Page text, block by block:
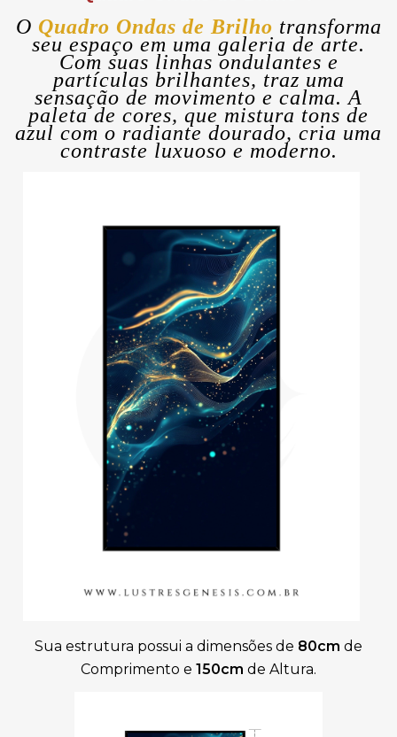
O Quadro Ondas de Brilho transforma
seu espaço em uma galeria de arte.
Com suas linhas ondulantes e
partículas brilhantes, traz uma
sensação de movimento e calma. A
paleta de cores, que mistura tons de
azul com o radiante dourado, cria uma
contraste luxuoso e moderno.
Sua estrutura possui a dimensões de 80cm de
Comprimento e 150cm de Altura.